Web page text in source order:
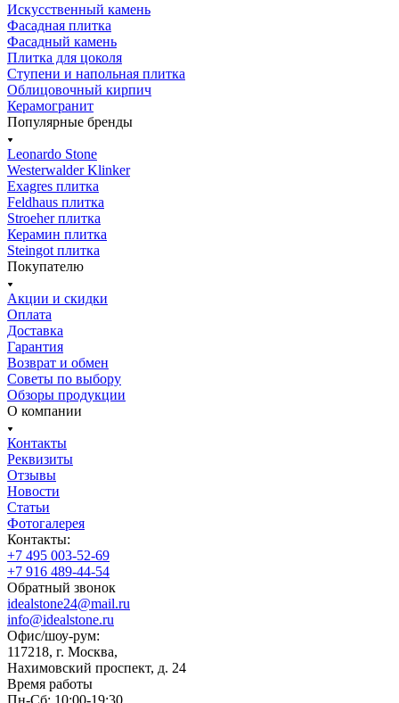
Искусственный камень
Фасадная плитка
Фасадный камень
Плитка для цоколя
Ступени и напольная плитка
Облицовочный кирпич
Керамогранит
Популярные бренды
Leonardo Stone
Westerwalder Klinker
Exagres плитка
Feldhaus плитка
Stroeher плитка
Керамин плитка
Steingot плитка
Покупателю
Акции и скидки
Оплата
Доставка
Гарантия
Возврат и обмен
Советы по выбору
Обзоры продукции
О компании
Контакты
Реквизиты
Отзывы
Новости
Статьи
Фотогалерея
Контакты:
+7 495 003-52-69
+7 916 489-44-54
Обратный звонок
idealstone24@mail.ru
info@idealstone.ru
Офис/шоу-рум:
117218, г. Москва,
Нахимовский проспект, д. 24
Время работы
Пн-Сб: 10:00-19:30